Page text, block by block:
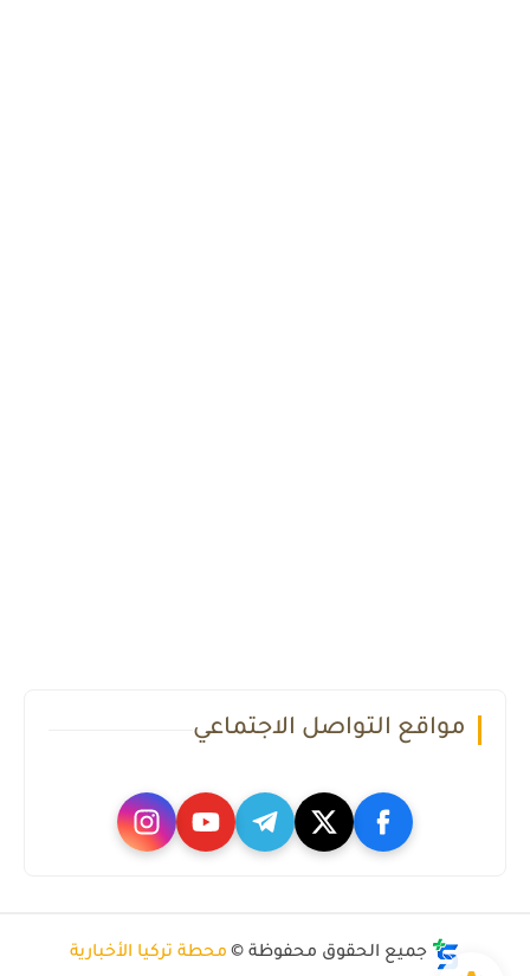
مواقع التواصل الاجتماعي
جميع الحقوق محفوظة © محطة تركيا الأخبارية